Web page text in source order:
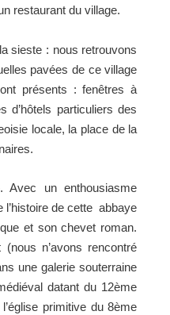
restaurant du village.
sieste : nous retrouvons
pavées de ce village
présents : fenêtres à
d’hôtels particuliers des
locale, la place de la
. Avec un enthousiasme
l’histoire de cette abbaye
et son chevet roman.
n’avons rencontré
une galerie souterraine
datant du 12ème
primitive du 8ème